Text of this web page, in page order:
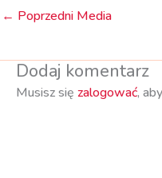
← Poprzedni Media
Dodaj komentarz
Musisz się zalogować,